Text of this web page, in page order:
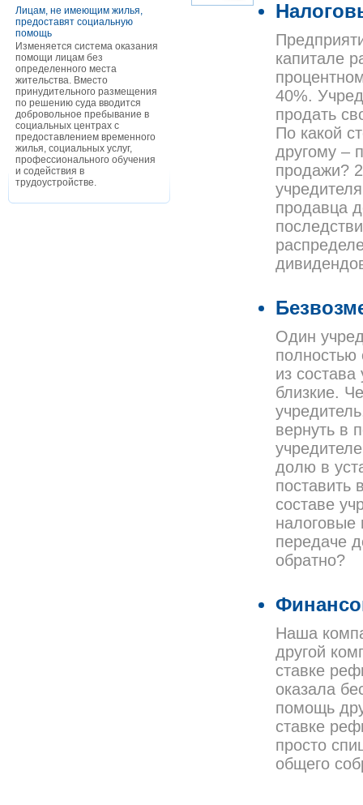
Лицам, не имеющим жилья,
предоставят социальную
помощь
Изменяется система оказания
помощи лицам без
определенного места
жительства. Вместо
принудительного размещения
по решению суда вводится
добровольное пребывание в
социальных центрах с
предоставлением временного
жилья, социальных услуг,
профессионального обучения
и содействия в
трудоустройстве.
капитале
40%.
продать
По какой
другому –
продажи?
продавца
Один
из
близкие.
вернуть в
долю в
поставить
составе
налоговые
передаче
обратно?
Наша
другой
ставке
оказала
помощь
ставке
просто
общего